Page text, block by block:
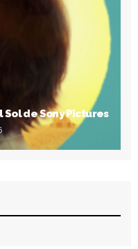
de Sony Pictures